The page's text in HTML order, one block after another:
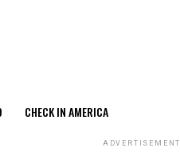
CHECK IN AMERICA
ADVERTISEMENT